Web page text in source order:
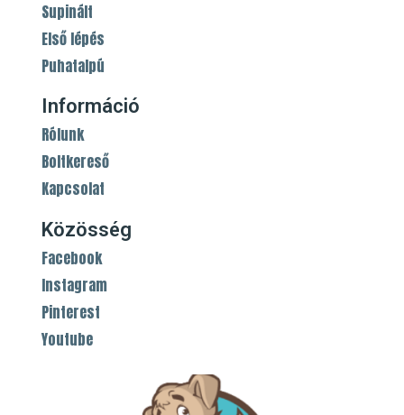
Supinált
Első lépés
Puhatalpú
Információ
Rólunk
Boltkereső
Kapcsolat
Közösség
Facebook
Instagram
Pinterest
Youtube